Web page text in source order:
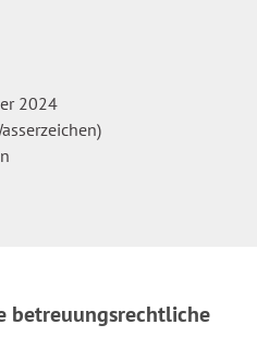
2024
betreuungsrechtliche